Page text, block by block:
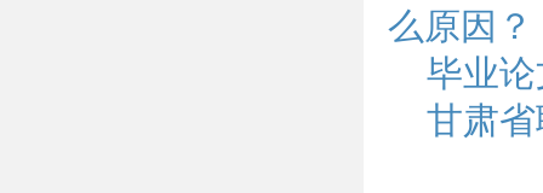
么原因？
毕业
甘肃